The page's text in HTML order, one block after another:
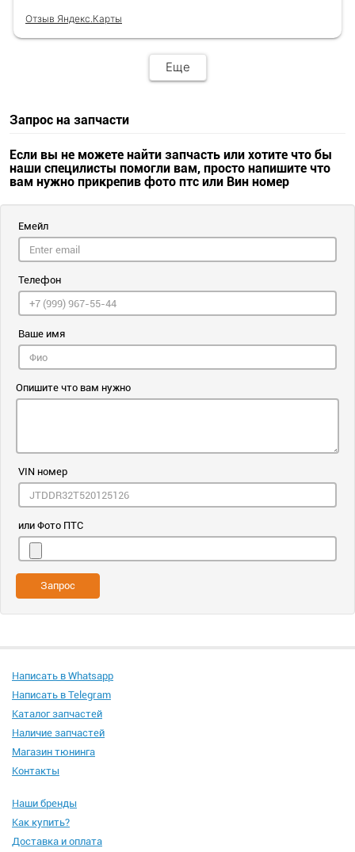
Отзыв Яндекс.Карты
Еще
Запрос на запчасти
Если вы не можете найти запчасть или хотите что бы
наши специлисты помогли вам, просто напишите что
вам нужно прикрепив фото птс или Вин номер
Емейл
Телефон
Ваше имя
Опишите что вам нужно
VIN номер
или Фото ПТС
Запрос
Написать в Whatsapp
Написать в Telegram
Каталог запчастей
Наличие запчастей
Магазин тюнинга
Контакты
Наши бренды
Как купить?
Доставка и оплата